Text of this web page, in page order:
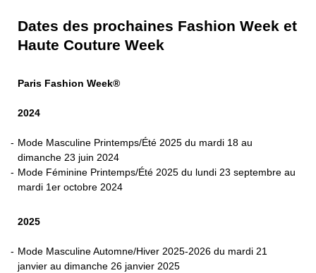
Dates des prochaines Fashion Week et
Haute Couture Week
Paris Fashion Week®
2024
Mode Masculine Printemps/Été 2025 du mardi 18 au
dimanche 23 juin 2024
Mode Féminine Printemps/Été 2025 du lundi 23 septembre au
mardi 1er octobre 2024
2025
Mode Masculine Automne/Hiver 2025-2026 du mardi 21
janvier au dimanche 26 janvier 2025